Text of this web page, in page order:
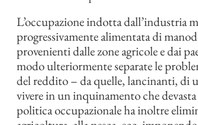
L’occupazione indotta dall’industria
progressivamente alimentata di
provenienti dalle zone agricole e dai
modo ulteriormente separate le
del reddito – da quelle, lancinanti, di
vivere in un inquinamento che
politica occupazionale ha inoltre